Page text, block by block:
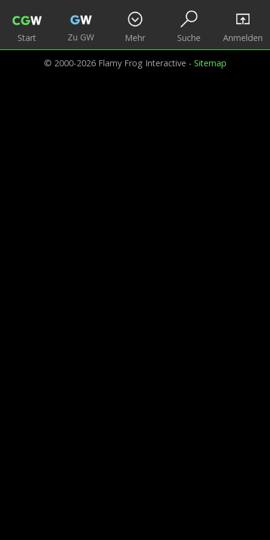
Start Zu GW Mehr Suche Anmelden
© 2000-2026 Flamy Frog Interactive - Sitemap